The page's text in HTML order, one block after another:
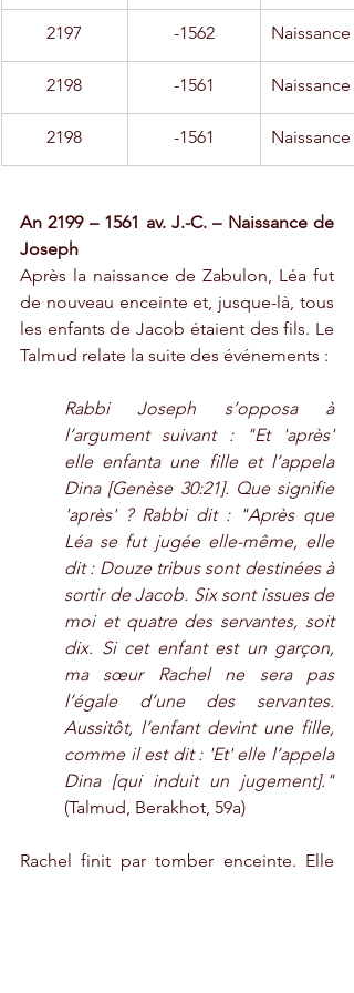
2197 -1562 Naissance
2198 -1561 Naissance
2198 -1561 Naissance
An 2199 – 1561 av. J.-C. – Naissance de
Joseph
Après la naissance de Zabulon, Léa fut
de nouveau enceinte et, jusque-là, tous
les enfants de Jacob étaient des fils. Le
Talmud relate la suite des événements :
Rabbi Joseph s’opposa à
l’argument suivant : "Et 'après'
elle enfanta une fille et l’appela
Dina [Genèse 30:21]. Que signifie
'après' ? Rabbi dit : "Après que
Léa se fut jugée elle-même, elle
dit : Douze tribus sont destinées à
sortir de Jacob. Six sont issues de
moi et quatre des servantes, soit
dix. Si cet enfant est un garçon,
ma sœur Rachel ne sera pas
l’égale d’une des servantes.
Aussitôt, l’enfant devint une fille,
comme il est dit : 'Et' elle l’appela
Dina [qui induit un jugement]."
(Talmud, Berakhot, 59a)
Rachel finit par tomber enceinte. Elle